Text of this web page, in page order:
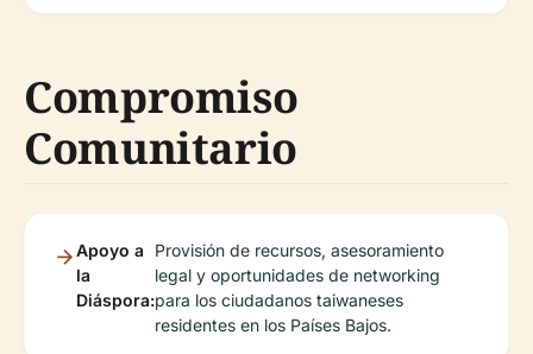
Compromiso
Comunitario
Apoyo a
la
Diáspora:
Provisión de recursos, asesoramiento
legal y oportunidades de networking
para los ciudadanos taiwaneses
residentes en los Países Bajos.